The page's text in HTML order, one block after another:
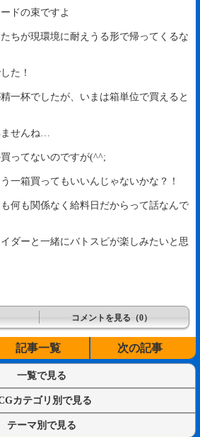
ドの束ですよ
ちが現環境に耐えうる形で帰ってくるな
た！
一杯でしたが、いまは箱単位で買えると
ませんね…
ってないのですが(^^;
一箱買ってもいいんじゃないかな？！
何も関係なく給料日だからって話なんで
ダーと一緒にバトスピが楽しみたいと思
コメントを見る（0）
記事一覧 次の記事
一覧で見る
カテゴリ別で見る
テーマ別で見る